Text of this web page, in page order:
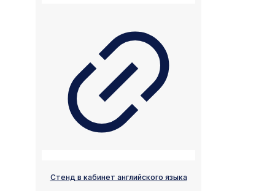
Стенд в кабинет английского языка